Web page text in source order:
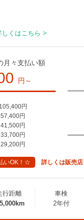
しくはこちら >
月々支払い額
円～
円
円
円
円
円
いOK！☆ 詳しくは販売店
行距離
車検
2年付